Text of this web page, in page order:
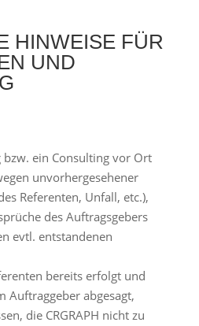
HINWEISE FÜR
UND
ein Consulting vor Ort
unvorhergesehener
Referenten, Unfall, etc.),
des Auftragsgebers
evtl. entstandenen
bereits erfolgt und
Auftraggeber abgesagt,
die CRGRAPH nicht zu